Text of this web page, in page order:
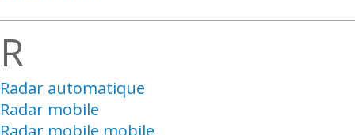
R
Radar automatique
Radar mobile
Radar mobile mobile